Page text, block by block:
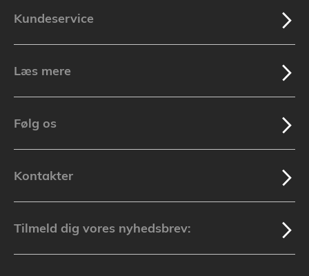
Kundeservice
Læs mere
Følg os
Kontakter
Tilmeld dig vores nyhedsbrev: